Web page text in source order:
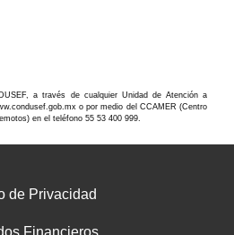
a través de cualquier Unidad de Atención a
o por medio del CCAMER (Centro
en el teléfono 55 53 400 999.
de Privacidad
Financieros